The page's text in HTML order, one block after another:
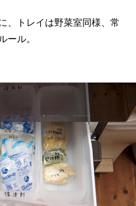
、トレイは野菜室同様、常
ール。